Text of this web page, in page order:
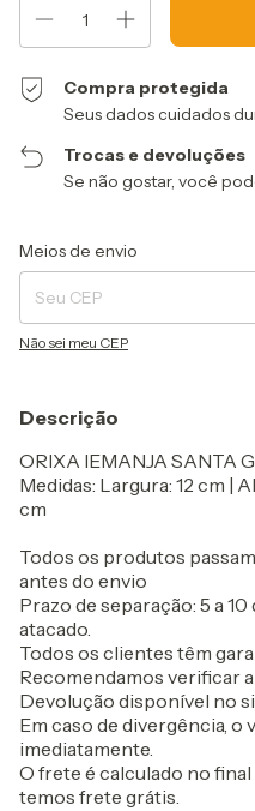
Compra protegida
Seus dados cuidados
Trocas e devoluções
Se não gostar, você
Entregas para o CEP:
Meios de envio
Não sei meu CEP
Descrição
ORIXA IEMANJA SANTA
Medidas: Largura: 12 cm |
cm
Todos os produtos
antes do envio
Prazo de separação: 5 a
atacado.
Todos os clientes têm
Recomendamos verificar
Devolução disponível no
Em caso de divergência, o
imediatamente.
O frete é calculado no
temos frete grátis.